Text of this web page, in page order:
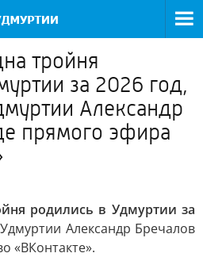
тройня
за 2026 год,
Александр
прямого эфира
родились в Удмуртии за
Удмуртии Александр Бречалов
«ВКонтакте».